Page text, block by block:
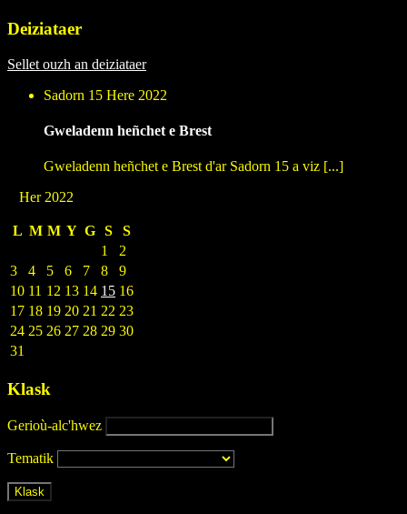
Deiziataer
Sellet ouzh an deiziataer
Sadorn 15 Here 2022
Gweladenn heñchet e Brest
Gweladenn heñchet e Brest d'ar Sadorn 15 a viz [...]
Her 2022
L M M Y G S
S
1
2
3
4 5 6 7 8
9
10 11 12 13 14 15 16
17 18 19 20 21 22 23
24 25 26 27 28 29 30
31
Klask
Gerioù-alc'hwez
Tematik